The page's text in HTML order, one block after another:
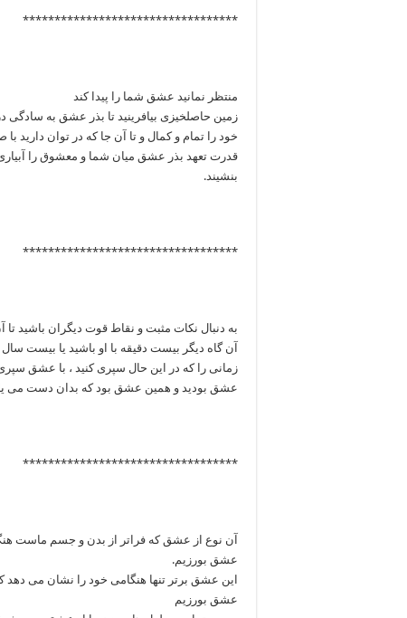
**********************************
منتظر نمانید عشق شما را پیدا کند
زمین حاصلخیزی بیافرینید تا بذر عشق به سادگی
خود را تمام و کمال و تا آن جا که در توان دارید
قدرت تعهد بذر عشق میان شما و معشوق را آبیاری
بنشیند.
**********************************
به دنبال نکات مثبت و نقاط قوت دیگران باشید تا
آن گاه دیگر بیست دقیقه با او باشید یا بیست
زمانی را که در این حال سپری کنید ، با عشق
عشق بودید و همین عشق بود که بدان دست می
**********************************
آن نوع از عشق که فراتر از بدن و جسم ماست
عشق بورزیم.
این عشق برتر تنها هنگامی خود را نشان می
عشق بورزیم